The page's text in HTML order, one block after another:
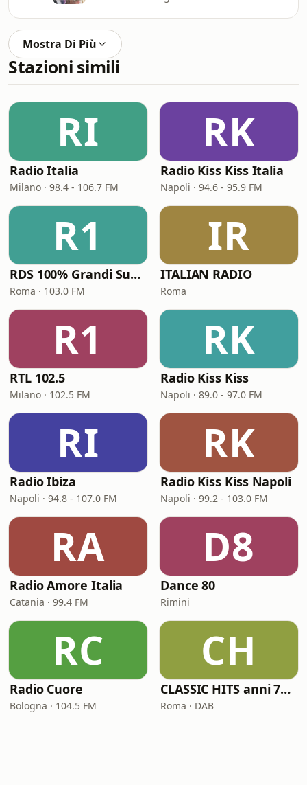
Mostra Di Più
Stazioni simili
RI
Radio Italia
Milano · 98.4 - 106.7 FM
RK
Radio Kiss Kiss Italia
Napoli · 94.6 - 95.9 FM
R1
RDS 100% Grandi Successi
Roma · 103.0 FM
IR
ITALIAN RADIO
Roma
R1
RTL 102.5
Milano · 102.5 FM
RK
Radio Kiss Kiss
Napoli · 89.0 - 97.0 FM
RI
Radio Ibiza
Napoli · 94.8 - 107.0 FM
RK
Radio Kiss Kiss Napoli
Napoli · 99.2 - 103.0 FM
RA
Radio Amore Italia
Catania · 99.4 FM
D8
Dance 80
Rimini
RC
Radio Cuore
Bologna · 104.5 FM
CH
CLASSIC HITS anni 70 80 90
Roma · DAB